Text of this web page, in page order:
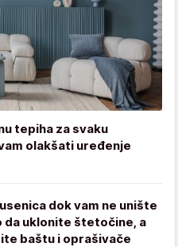
tepiha za svaku
olakšati uređenje
dok vam ne unište
da uklonite štetočine, a
baštu i oprašivače